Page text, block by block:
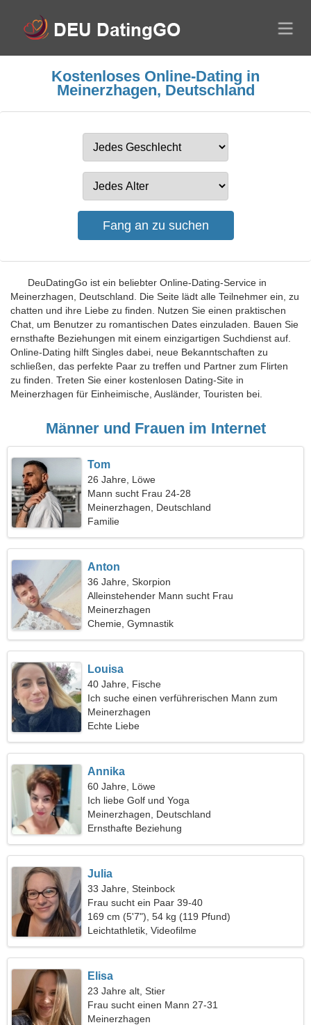
Kostenloses Online-Dating in
Meinerzhagen, Deutschland
DeuDatingGo ist ein beliebter Online-Dating-Service in
Meinerzhagen, Deutschland. Die Seite lädt alle Teilnehmer ein, zu
chatten und ihre Liebe zu finden. Nutzen Sie einen praktischen
Chat, um Benutzer zu romantischen Dates einzuladen. Bauen Sie
ernsthafte Beziehungen mit einem einzigartigen Suchdienst auf.
Online-Dating hilft Singles dabei, neue Bekanntschaften zu
schließen, das perfekte Paar zu treffen und Partner zum Flirten
zu finden. Treten Sie einer kostenlosen Dating-Site in
Meinerzhagen für Einheimische, Ausländer, Touristen bei.
Männer und Frauen im Internet
Tom
26 Jahre, Löwe
Mann sucht Frau 24-28
Meinerzhagen, Deutschland
Familie
Anton
36 Jahre, Skorpion
Alleinstehender Mann sucht Frau
Meinerzhagen
Chemie, Gymnastik
Louisa
40 Jahre, Fische
Ich suche einen verführerischen Mann zum
Skifahren
Meinerzhagen
Echte Liebe
Annika
60 Jahre, Löwe
Ich liebe Golf und Yoga
Meinerzhagen, Deutschland
Ernsthafte Beziehung
Julia
33 Jahre, Steinbock
Frau sucht ein Paar 39-40
169 cm (5'7"), 54 kg (119 Pfund)
Leichtathletik, Videofilme
Elisa
23 Jahre alt, Stier
Frau sucht einen Mann 27-31
Meinerzhagen